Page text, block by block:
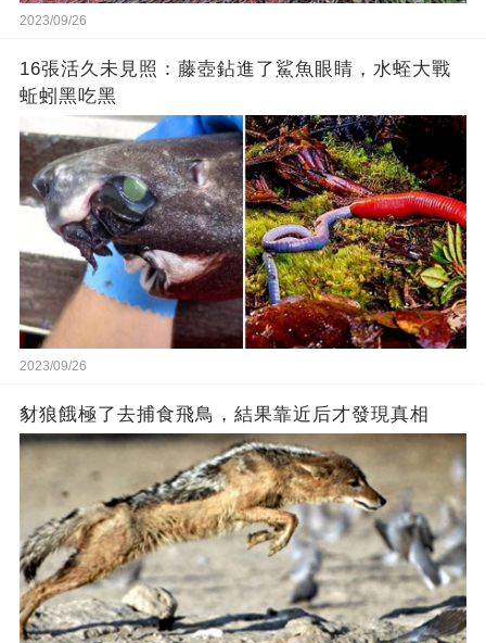
2023/09/26
16張活久未見照：藤壺鉆進了鯊魚眼睛，水蛭大戰
蚯蚓黑吃黑
2023/09/26
豺狼餓極了去捕食飛鳥，結果靠近后才發現真相